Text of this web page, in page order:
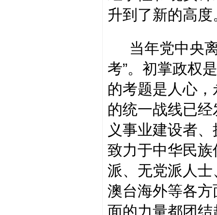
升到了新的高度
当年党中央离
考”。初掌政权
的考题是人心
的统一战线已
义事业建设者
致力于中华民
派、无党派人
澳台海外等各
面的力量都团